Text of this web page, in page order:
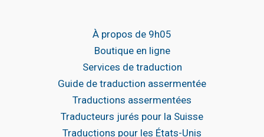
À propos de 9h05
Boutique en ligne
Services de traduction
Guide de traduction assermentée
Traductions assermentées
Traducteurs jurés pour la Suisse
Traductions pour les États-Unis